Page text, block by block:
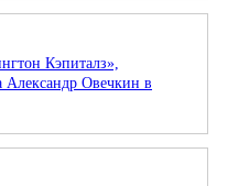
Кэпиталз»,
Александр Овечкин в